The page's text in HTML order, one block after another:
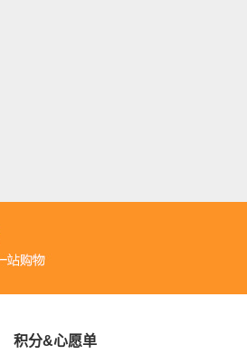
积分&心愿单